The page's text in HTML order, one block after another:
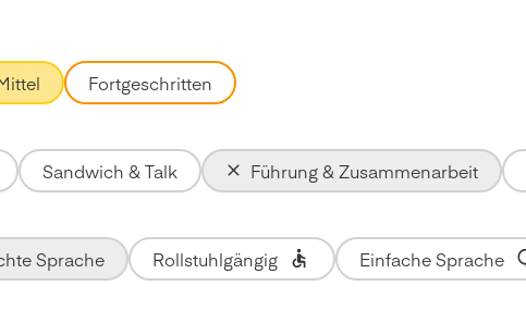
Fortgeschritten
Sandwich & Talk Führung & Zusammenarbeit
Sprache Rollstuhlgängig Einfache Sprache